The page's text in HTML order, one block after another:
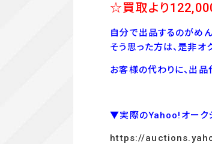
☆買取より122
自分で出品するのがめ
そう思った方は、是非オ
お客様の代わりに、出品
▼実際のYahoo!オーク
https://